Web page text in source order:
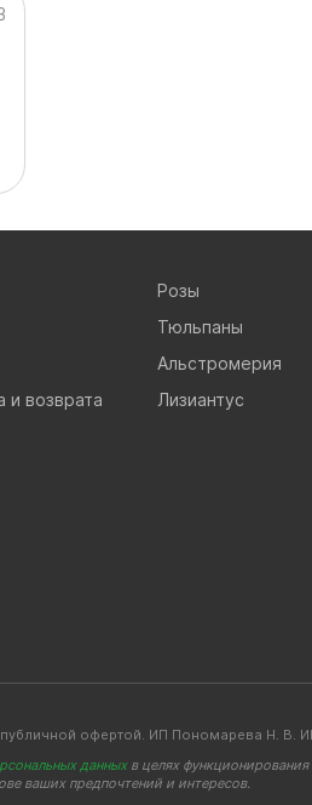
и возврата
Розы
Тюльпаны
Альстромерия
Лизиантус
офертой. ИП Пономарева Н.
данныхв целях функционирования
ваших предпочтений и интересов.